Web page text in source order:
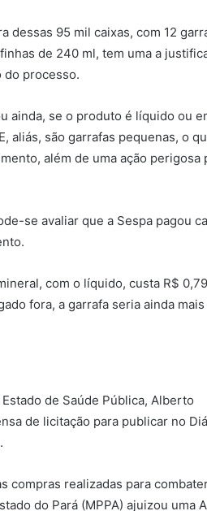
dessas 95 mil caixas, com 12
de 240 ml, tem uma a
do processo.
ainda, se o produto é líquido ou
aliás, são garrafas pequenas, o
além de uma ação perigosa
se avaliar que a Sespa pagou
com o líquido, custa R$
fora, a garrafa seria ainda mais
de Saúde Pública, Alberto
de licitação para publicar no
compras realizadas para
do Pará (MPPA) ajuizou uma